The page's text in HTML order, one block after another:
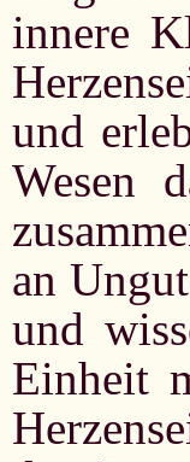
innere
und
Wesen
an
und
Einheit